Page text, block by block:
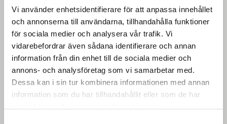
Vi använder enhetsidentifierare för att anpassa innehållet
och annonserna till användarna, tillhandahålla funktioner
för sociala medier och analysera vår trafik. Vi
vidarebefordrar även sådana identifierare och annan
information från din enhet till de sociala medier och
annons- och analysföretag som vi samarbetar med.
Dessa kan i sin tur kombinera informationen med annan
information som du har tillhandahållit eller som de har
Intermediate rubber STZ NL
uncured
Intermediate rubber STZ NL uncured. Red protection
foil (poly). 1 Polymer basis DIN ISO 1629 NR/BR/SBR
2 Specific weight DIN EN ISO 1183-1 1.18 g/cm³ 3
Hardness DIN ISO 7619-1 65 Shore A 10 Colour Black
. Intermediate rubber STZ NL uncured.
Läs mer